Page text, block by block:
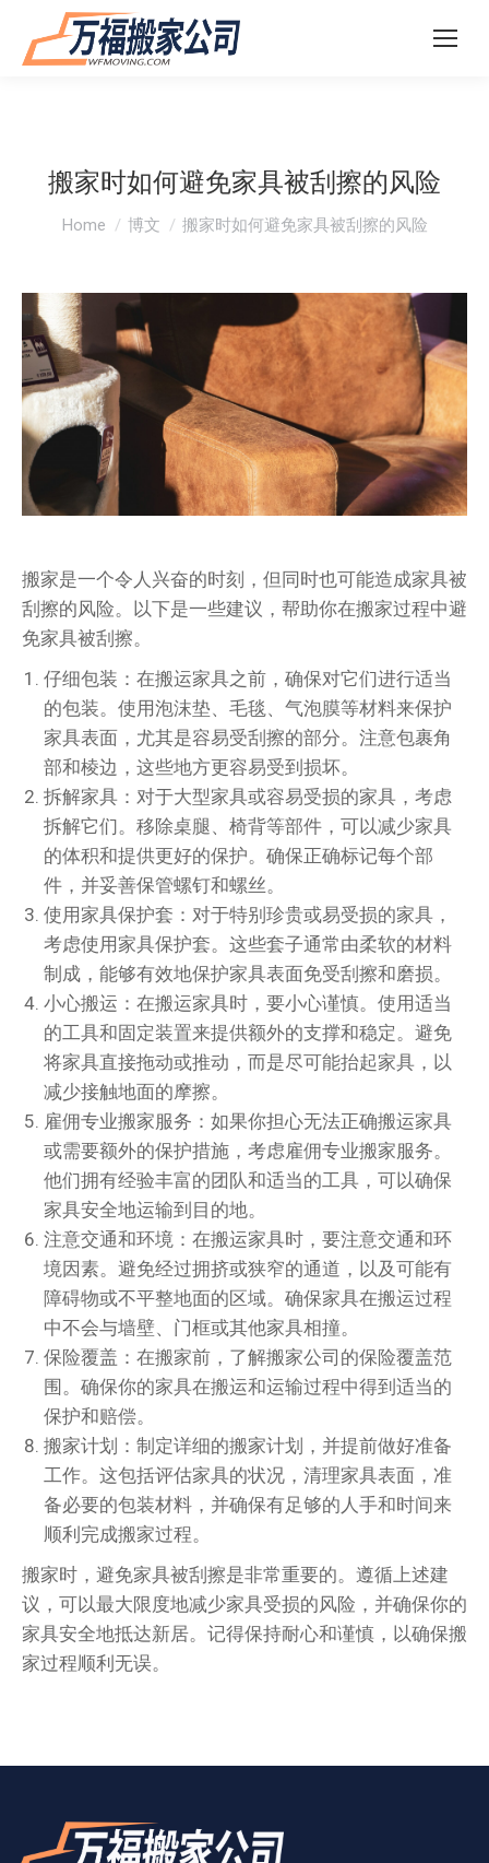
搬家时如何避免家具被刮擦的风险
You are here:
Home 博文 搬家时如何避免家具被刮擦的风险
搬家是一个令人兴奋的时刻，但同时也可能造成家具被
刮擦的风险。以下是一些建议，帮助你在搬家过程中避
免家具被刮擦。
仔细包装：在搬运家具之前，确保对它们进行适当
的包装。使用泡沫垫、毛毯、气泡膜等材料来保护
家具表面，尤其是容易受刮擦的部分。注意包裹角
部和棱边，这些地方更容易受到损坏。
拆解家具：对于大型家具或容易受损的家具，考虑
拆解它们。移除桌腿、椅背等部件，可以减少家具
的体积和提供更好的保护。确保正确标记每个部
件，并妥善保管螺钉和螺丝。
使用家具保护套：对于特别珍贵或易受损的家具，
考虑使用家具保护套。这些套子通常由柔软的材料
制成，能够有效地保护家具表面免受刮擦和磨损。
小心搬运：在搬运家具时，要小心谨慎。使用适当
的工具和固定装置来提供额外的支撑和稳定。避免
将家具直接拖动或推动，而是尽可能抬起家具，以
减少接触地面的摩擦。
雇佣专业搬家服务：如果你担心无法正确搬运家具
或需要额外的保护措施，考虑雇佣专业搬家服务。
他们拥有经验丰富的团队和适当的工具，可以确保
家具安全地运输到目的地。
注意交通和环境：在搬运家具时，要注意交通和环
境因素。避免经过拥挤或狭窄的通道，以及可能有
障碍物或不平整地面的区域。确保家具在搬运过程
中不会与墙壁、门框或其他家具相撞。
保险覆盖：在搬家前，了解搬家公司的保险覆盖范
围。确保你的家具在搬运和运输过程中得到适当的
保护和赔偿。
搬家计划：制定详细的搬家计划，并提前做好准备
工作。这包括评估家具的状况，清理家具表面，准
备必要的包装材料，并确保有足够的人手和时间来
顺利完成搬家过程。
搬家时，避免家具被刮擦是非常重要的。遵循上述建
议，可以最大限度地减少家具受损的风险，并确保你的
家具安全地抵达新居。记得保持耐心和谨慎，以确保搬
家过程顺利无误。